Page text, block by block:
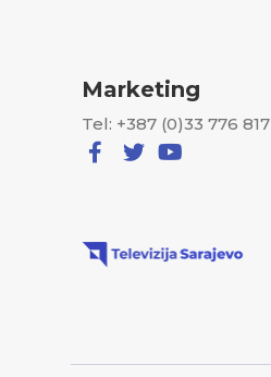
Marketing
Tel: +387 (0)33 776 817